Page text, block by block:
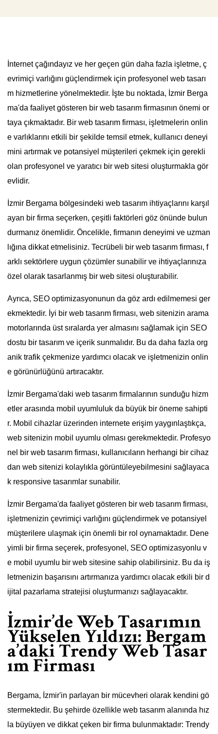
İnternet çağındayız ve her geçen gün daha fazla işletme, ç
evrimiçi varlığını güçlendirmek için profesyonel web tasarı
m hizmetlerine yönelmektedir. İşte bu noktada, İzmir Berga
ma'da faaliyet gösteren bir web tasarım firmasının önemi or
taya çıkmaktadır. Bir web tasarım firması, işletmelerin onlin
e varlıklarını etkili bir şekilde temsil etmek, kullanıcı deneyi
mini artırmak ve potansiyel müşterileri çekmek için gerekli
olan profesyonel ve yaratıcı bir web sitesi oluşturmakla gör
evlidir.
İzmir Bergama bölgesindeki web tasarım ihtiyaçlarını karşıl
ayan bir firma seçerken, çeşitli faktörleri göz önünde bulun
durmanız önemlidir. Öncelikle, firmanın deneyimi ve uzman
lığına dikkat etmelisiniz. Tecrübeli bir web tasarım firması, f
arklı sektörlere uygun çözümler sunabilir ve ihtiyaçlarınıza
özel olarak tasarlanmış bir web sitesi oluşturabilir.
Ayrıca, SEO optimizasyonunun da göz ardı edilmemesi ger
ekmektedir. İyi bir web tasarım firması, web sitenizin arama
motorlarında üst sıralarda yer almasını sağlamak için SEO
dostu bir tasarım ve içerik sunmalıdır. Bu da daha fazla org
anik trafik çekmenize yardımcı olacak ve işletmenizin onlin
e görünürlüğünü artıracaktır.
İzmir Bergama'daki web tasarım firmalarının sunduğu hizm
etler arasında mobil uyumluluk da büyük bir öneme sahipti
r. Mobil cihazlar üzerinden internete erişim yaygınlaştıkça,
web sitenizin mobil uyumlu olması gerekmektedir. Profesyo
nel bir web tasarım firması, kullanıcıların herhangi bir cihaz
dan web sitenizi kolaylıkla görüntüleyebilmesini sağlayaca
k responsive tasarımlar sunabilir.
İzmir Bergama'da faaliyet gösteren bir web tasarım firması,
işletmenizin çevrimiçi varlığını güçlendirmek ve potansiyel
müşterilere ulaşmak için önemli bir rol oynamaktadır. Dene
yimli bir firma seçerek, profesyonel, SEO optimizasyonlu v
e mobil uyumlu bir web sitesine sahip olabilirsiniz. Bu da iş
letmenizin başarısını artırmanıza yardımcı olacak etkili bir d
ijital pazarlama stratejisi oluşturmanızı sağlayacaktır.
İzmir’de Web Tasarımın
Yükselen Yıldızı: Bergam
a’daki Trendy Web Tasar
ım Firması
Bergama, İzmir'in parlayan bir mücevheri olarak kendini gö
stermektedir. Bu şehirde özellikle web tasarım alanında hız
la büyüyen ve dikkat çeken bir firma bulunmaktadır: Trendy